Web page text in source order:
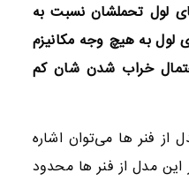
لول تحملشان نسبت به
لول به هیچ وجه مکانیزم
خراب شدن شان کم
فنر ها می‌توان اشاره
این مدل از فنر ها محدود